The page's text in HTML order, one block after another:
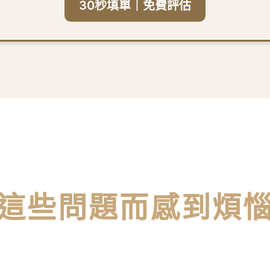
30秒填單｜免費評估
些問題而感到煩